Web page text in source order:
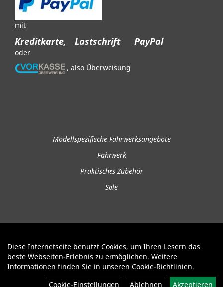
Filter
mit
Kreditkarte, Lastschrift PayPal
oder
, also Überweisung
Modellspezifische Fahrwerksangebote
Fahrwerk
Praktisches Zubehör
Sale
Diese Internetseite benutzt Cookies, um Ihren Lesern das
beste Webseiten-Erlebnis zu ermöglichen. Weitere
Informationen finden Sie in unseren Cookie-Richtlinien.
Cookie-Einstellungen
Ablehnen Akzeptieren
Auftrag widerrufen